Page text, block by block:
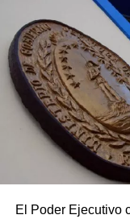
El Poder Ejecutivo